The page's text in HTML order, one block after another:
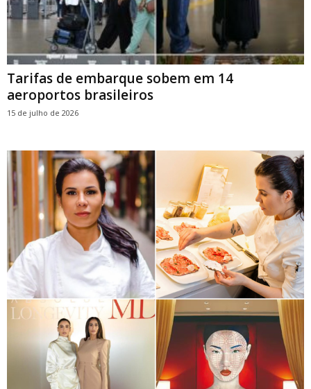
Tarifas de embarque sobem em 14
aeroportos brasileiros
15 de julho de 2026